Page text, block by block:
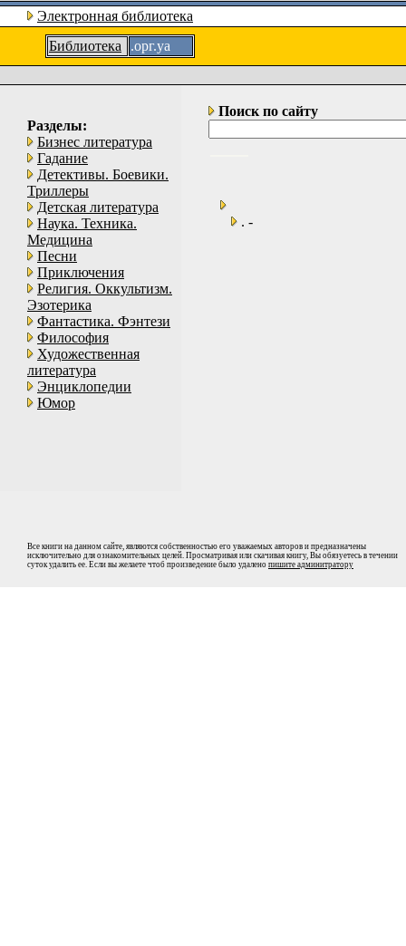
Электронная библиотека
Библиотека
.орг.уа
Разделы:
Бизнес литература
Гадание
Детективы. Боевики.
Триллеры
Детская литература
Наука. Техника.
Медицина
Песни
Приключения
Религия. Оккультизм.
Эзотерика
Фантастика. Фэнтези
Философия
Художественная
литература
Энциклопедии
Юмор
Поиск по сайту
. -
Все книги на данном сайте, являются собственностью его уважаемых авторов и предназначены
исключительно для ознакомительных целей. Просматривая или скачивая книгу, Вы обязуетесь в течении
суток удалить ее. Если вы желаете чтоб произведение было удалено пишите админитратору